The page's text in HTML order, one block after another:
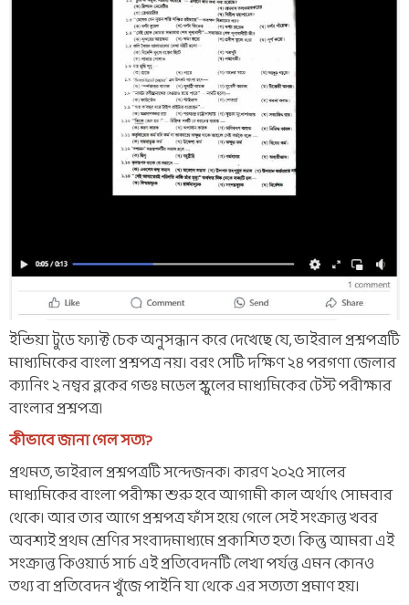
ইন্ডিয়া টুডে ফ্যাক্ট চেক অনুসন্ধান করে দেখেছে যে, ভাইরাল প্রশ্নপত্রটি
মাধ্যমিকের বাংলা প্রশ্নপত্র নয়। বরং সেটি দক্ষিণ ২৪ পরগণা জেলার
ক্যানিং ২ নম্বর ব্লকের গভঃ মডেল স্কুলের মাধ্যমিকের টেস্ট পরীক্ষার
বাংলার প্রশ্নপত্র।
কীভাবে জানা গেল সত্য?
প্রথমত, ভাইরাল প্রশ্নপত্রটি সন্দেজনক। কারণ ২০২৫ সালের
মাধ্যমিকের বাংলা পরীক্ষা শুরু হবে আগামী কাল অর্থাৎ সোমবার
থেকে। আর তার আগে প্রশ্নপত্র ফাঁস হয়ে গেলে সেই সংক্রান্ত খবর
অবশ্যই প্রথম শ্রেণির সংবাদমাধ্যমে প্রকাশিত হত। কিন্তু আমরা এই
সংক্রান্ত কিওয়ার্ড সার্চ এই প্রতিবেদনটি লেখা পর্যন্ত এমন কোনও
তথ্য বা প্রতিবেদন খুঁজে পাইনি যা থেকে এর সত্যতা প্রমাণ হয়।